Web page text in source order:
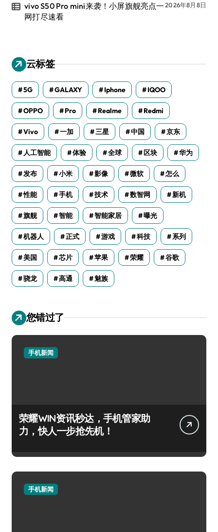
vivo S50 Pro mini来袭！小屏旗舰亮点一
网打尽速看
2026年8月8日
云标签
5G GALAXY Iphone IQOO
OPPO Pro Realme Redmi
Vivo 一加 三星 中国 京东
人工智能 体验 全球 区块 华为
发布 小米 影像 微软 怎么
性能 手机 技术 数智网 新机
旗舰 智能 智能家居 曝光
机器人 正式 游戏 科技 系列
美国 芯片 苹果 荣耀 谷歌
骁龙 高通 魅族
您错过了
手机新闻
荣耀WIN资讯秒达，手机管家助
力，快人一步抢先机！
手机新闻